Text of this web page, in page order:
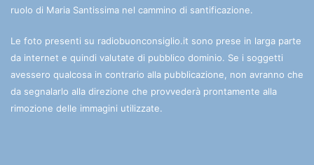
ruolo di Maria Santissima nel cammino di santificazione.
Le foto presenti su radiobuonconsiglio.it sono prese in larga parte
da internet e quindi valutate di pubblico dominio. Se i soggetti
avessero qualcosa in contrario alla pubblicazione, non avranno che
da segnalarlo alla direzione che provvederà prontamente alla
rimozione delle immagini utilizzate.